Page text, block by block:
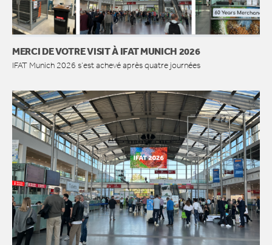
MERCI DE VOTRE VISIT À IFAT MUNICH 2026
IFAT Munich 2026 s’est achevé après quatre journées